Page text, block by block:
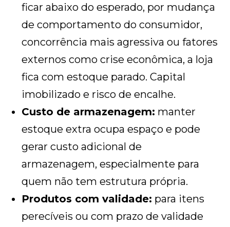
ficar abaixo do esperado, por mudança
de comportamento do consumidor,
concorrência mais agressiva ou fatores
externos como crise econômica, a loja
fica com estoque parado. Capital
imobilizado e risco de encalhe.
Custo de armazenagem: manter
estoque extra ocupa espaço e pode
gerar custo adicional de
armazenagem, especialmente para
quem não tem estrutura própria.
Produtos com validade: para itens
perecíveis ou com prazo de validade